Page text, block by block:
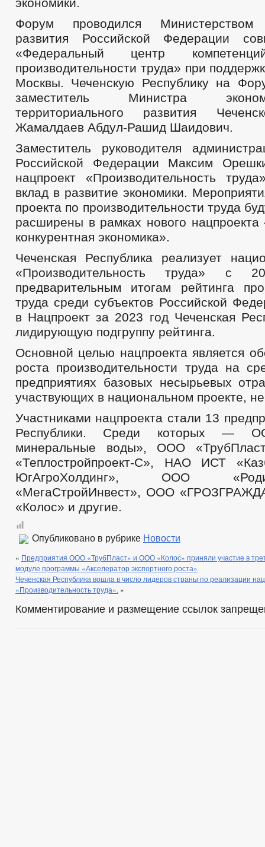
Форум проводился Министерством
развития Российской Федерации
«Федеральный центр
производительности труда» при
Москвы. Чеченскую Республику на
заместитель Министра
территориального развития
Жамалдаев Абдул-Рашид Шаидович.
Заместитель руководителя
Российской Федерации Максим
нацпроект «Производительность
вклад в развитие экономики.
проекта по производительности труда
расширены в рамках нового
конкурентная экономика».
Чеченская Республика реализует
«Производительность труда» с
предварительным итогам рейтинга
труда среди субъектов Российской
в Нацпроект за 2023 год Чеченская
лидирующую подгруппу рейтинга.
Основной целью нацпроекта является
роста производительности труда на
предприятиях базовых несырьевых
участвующих в национальном проекте,
Участниками нацпроекта стали 13
Республики. Среди которых —
минеральные воды», ООО
«Теплостройпроект-С», НАО ИСТ
ЮгАгроХолдинг», ООО
«МегаСтройИнвест», ООО
«Колос» и другие.
Опубликовано в рубрике Новости
« Предприятия ООО «ТрубПласт» и ООО «Колос» приняли участие в
модуле программы «Акселератор экспортного роста»
Чеченская Республика вошла в число лидеров страны по реализации
«Производительность труда». »
Комментирование и размещение ссылок